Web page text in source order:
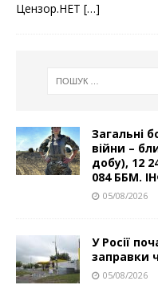
Цензор.НЕТ […]
Загальні
війни –
добу), 12
084 ББМ.
05/08/2026
У Росії
заправки
05/08/2026